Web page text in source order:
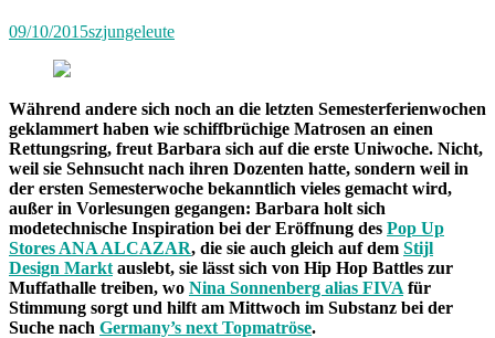
09/10/2015szjungeleute
Während andere sich noch an die letzten Semesterferienwochen
geklammert haben wie schiffbrüchige Matrosen an einen
Rettungsring, freut Barbara sich auf die erste Uniwoche. Nicht,
weil sie Sehnsucht nach ihren Dozenten hatte, sondern weil in
der ersten Semesterwoche bekanntlich vieles gemacht wird,
außer in Vorlesungen gegangen: Barbara holt sich
modetechnische Inspiration bei der Eröffnung des Pop Up
Stores ANA ALCAZAR, die sie auch gleich auf dem Stijl
Design Markt auslebt, sie lässt sich von Hip Hop Battles zur
Muffathalle treiben, wo Nina Sonnenberg alias FIVA für
Stimmung sorgt und hilft am Mittwoch im Substanz bei der
Suche nach Germany’s next Topmatröse.